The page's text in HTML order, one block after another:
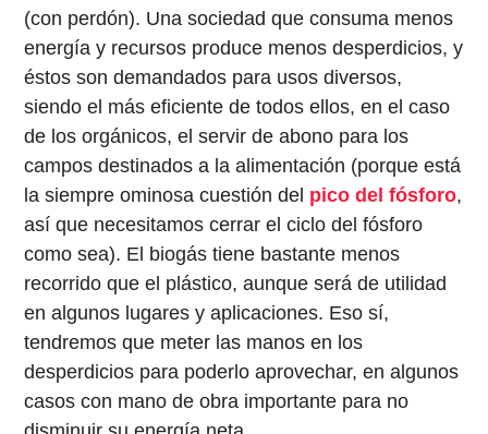
(con perdón). Una sociedad que consuma menos
energía y recursos produce menos desperdicios, y
éstos son demandados para usos diversos,
siendo el más eficiente de todos ellos, en el caso
de los orgánicos, el servir de abono para los
campos destinados a la alimentación (porque está
la siempre ominosa cuestión del pico del fósforo,
así que necesitamos cerrar el ciclo del fósforo
como sea). El biogás tiene bastante menos
recorrido que el plástico, aunque será de utilidad
en algunos lugares y aplicaciones. Eso sí,
tendremos que meter las manos en los
desperdicios para poderlo aprovechar, en algunos
casos con mano de obra importante para no